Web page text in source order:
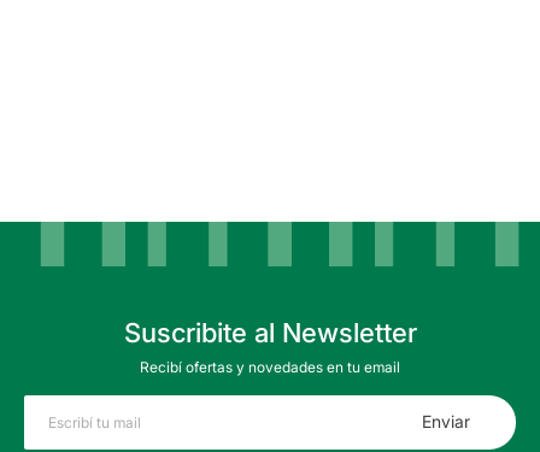
Suscribite al Newsletter
Recibí ofertas y novedades en tu email
Enviar